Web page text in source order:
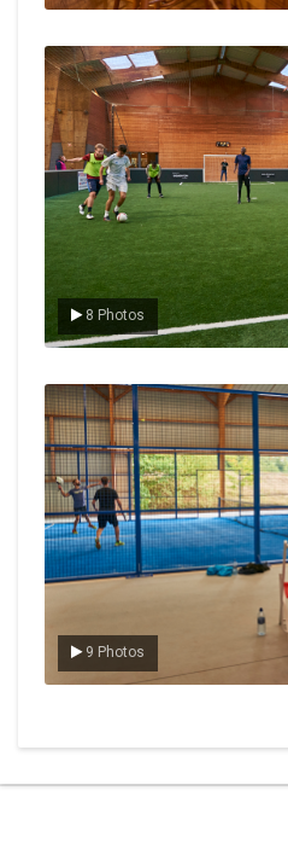
8 Photos
Le foot en salle
9 Photos
Le padel